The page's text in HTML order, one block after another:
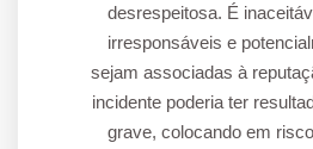
desrespeitosa. É
irresponsáveis e
sejam associadas à
incidente poderia ter
grave, colocando em